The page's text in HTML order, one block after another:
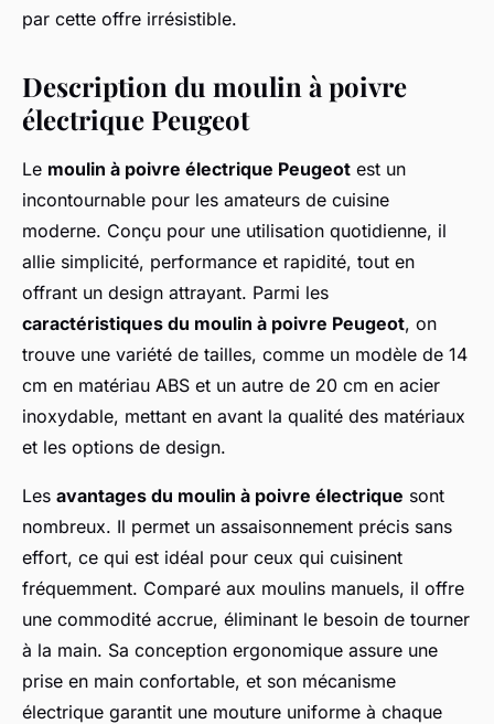
par cette offre irrésistible.
Description du moulin à poivre
électrique Peugeot
Le moulin à poivre électrique Peugeot est un
incontournable pour les amateurs de cuisine
moderne. Conçu pour une utilisation quotidienne, il
allie simplicité, performance et rapidité, tout en
offrant un design attrayant. Parmi les
caractéristiques du moulin à poivre Peugeot, on
trouve une variété de tailles, comme un modèle de 14
cm en matériau ABS et un autre de 20 cm en acier
inoxydable, mettant en avant la qualité des matériaux
et les options de design.
Les avantages du moulin à poivre électrique sont
nombreux. Il permet un assaisonnement précis sans
effort, ce qui est idéal pour ceux qui cuisinent
fréquemment. Comparé aux moulins manuels, il offre
une commodité accrue, éliminant le besoin de tourner
à la main. Sa conception ergonomique assure une
prise en main confortable, et son mécanisme
électrique garantit une mouture uniforme à chaque